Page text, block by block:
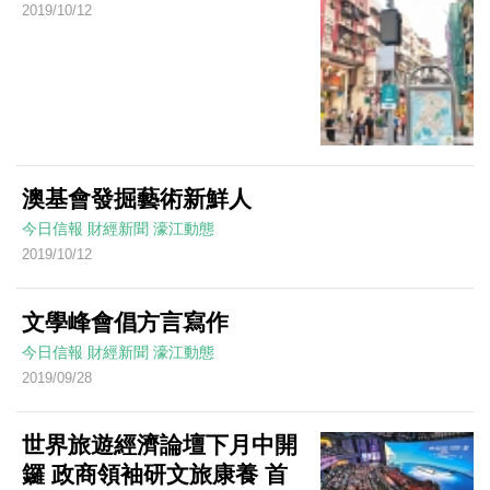
2019/10/12
澳基會發掘藝術新鮮人
今日信報 財經新聞 濠江動態
2019/10/12
文學峰會倡方言寫作
今日信報 財經新聞 濠江動態
2019/09/28
世界旅遊經濟論壇下月中開
鑼 政商領袖研文旅康養 首